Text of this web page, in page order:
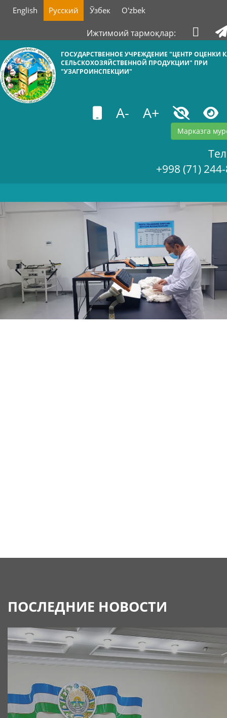
English Русский Ўзбек O'zbek
Ижтимоий тармоқлар:
ГОСУДАРСТВЕННОЕ УЧРЕЖДЕНИЕ "ЦЕНТР ОЦЕНКИ
СЕЛЬСКОХОЗЯЙСТВЕННОЙ ПРОДУКЦИИ" ПРИ
"УЗАГРОИНСПЕКЦИИ"
A- A+
Марказга
+998 (71)
ПОСЛЕДНИЕ НОВОСТИ